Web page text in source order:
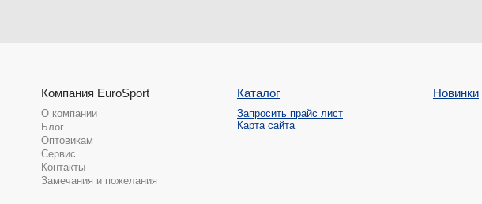
Компания EuroSport
О компании
Блог
Оптовикам
Сервис
Контакты
Замечания и пожелания
Каталог
Запросить прайс лист
Карта сайта
Новинки